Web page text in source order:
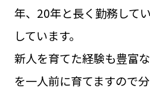
年、20年と長く勤務して
しています。
新人を育てた経験も豊富
を一人前に育てますので